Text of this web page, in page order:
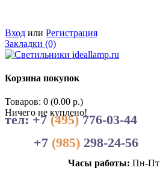
Вход или Регистрация
Закладки (0)
Корзина покупок
Товаров: 0 (0.00 р.)
Ничего не куплено!
тел: +7(495)776-03-44
+7 (985) 298-24-56
Часы работы: Пн-Пт